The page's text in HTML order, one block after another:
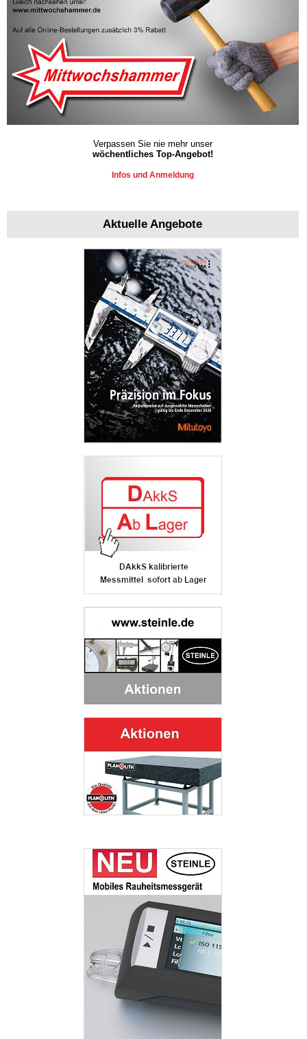
Verpassen Sie nie mehr unser
wöchentliches Top-Angebot!
Infos und Anmeldung
Aktuelle Angebote